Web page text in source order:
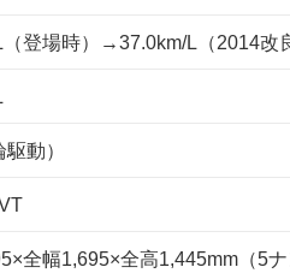
登場時）→37.0km/L（2014改
動）
全幅1,695×全高1,445mm（5ナ